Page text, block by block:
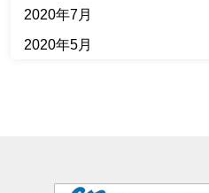
2020年7月
2020年5月